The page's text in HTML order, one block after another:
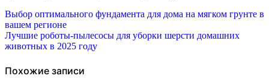
Навигация
по
записям
Выбор оптимального фундамента для дома на мягком грунте в
вашем регионе
Лучшие роботы-пылесосы для уборки шерсти домашних
животных в 2025 году
Похожие записи